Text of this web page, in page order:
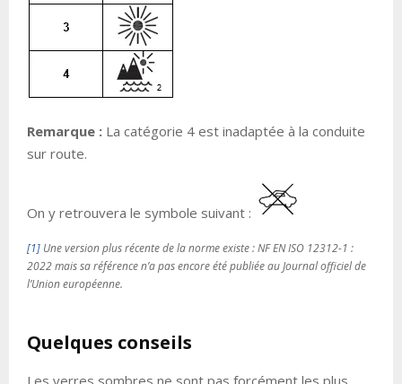
Remarque : La catégorie 4 est inadaptée à la conduite
sur route.
On y retrouvera le symbole suivant :
[1] Une version plus récente de la norme existe : NF EN ISO 12312-1 :
2022 mais sa référence n’a pas encore été publiée au Journal officiel de
l’Union européenne.
Quelques conseils